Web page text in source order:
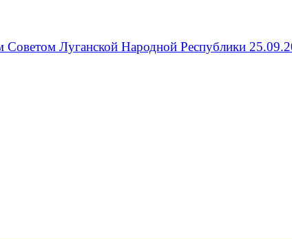
Луганской Народной Республики